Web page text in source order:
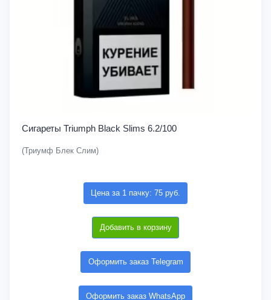
Сигареты Triumph Black Slims 6.2/100
(Триумф Блек Слим)
Цена за 1 пачку: 75 руб.
Добавить в корзину
Оформить заказ Telegram
Оформить заказ WhatsApp